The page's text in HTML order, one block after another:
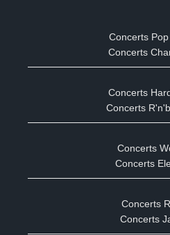
Concerts
Concerts
Concerts
Concerts
Concerts
Concerts
Concerts
Concerts